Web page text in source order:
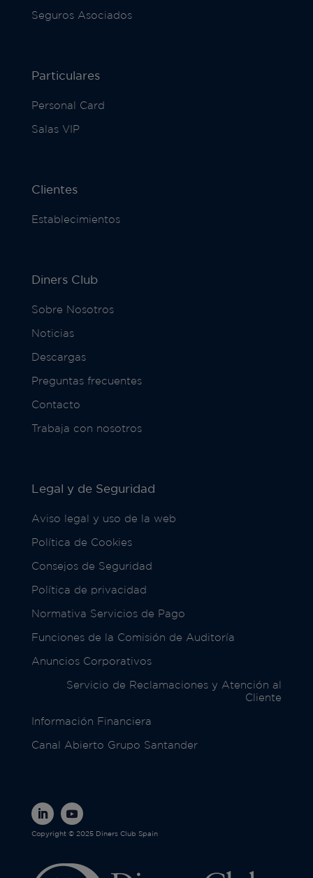
Seguros Asociados
Particulares
Personal Card
Salas VIP
Clientes
Establecimientos
Diners Club
Sobre Nosotros
Noticias
Descargas
Preguntas frecuentes
Contacto
Trabaja con nosotros
Legal y de Seguridad
Aviso legal y uso de la web
Política de Cookies
Consejos de Seguridad
Política de privacidad
Normativa Servicios de Pago
Funciones de la Comisión de Auditoría
Anuncios Corporativos
Servicio de Reclamaciones y Atención al
Cliente
Información Financiera
Canal Abierto Grupo Santander
Copyright © 2025 Diners Club Spain